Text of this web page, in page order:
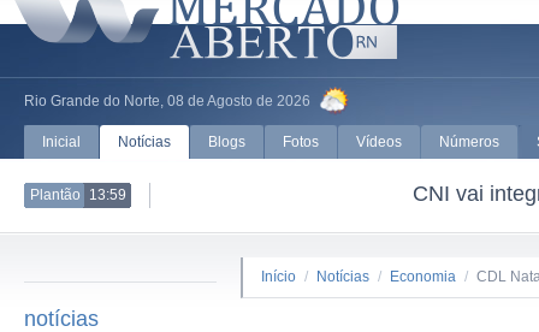
Rio Grande do Norte, 08 de Agosto de 2026
Inicial Notícias Blogs Fotos Vídeos Números
Plantão 13:59 CNI vai integrar Conselho Nacional
notícias
Início / Notícias / Economia / CDL